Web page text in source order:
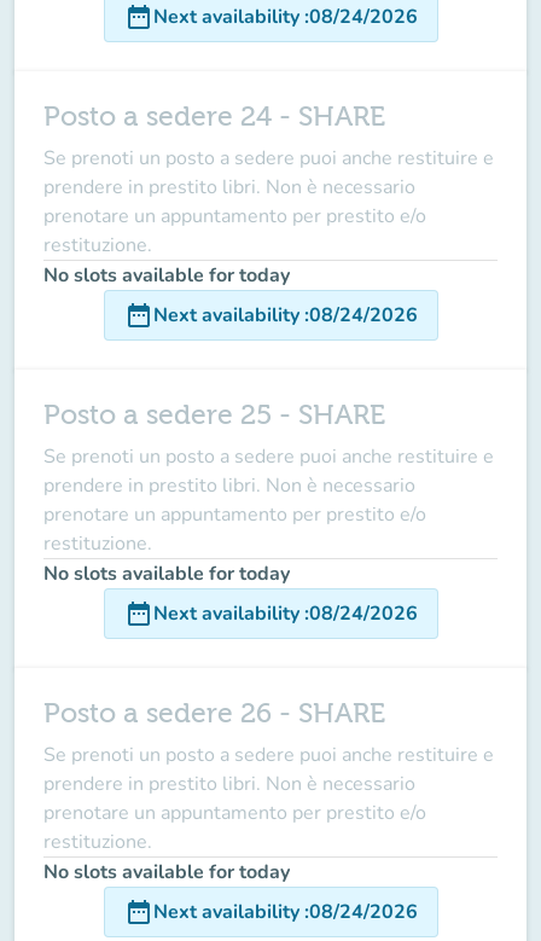
date_rangeNext availability:08/24/2026
Posto a sedere 24 - SHARE
Se prenoti un posto a sedere puoi anche restituire e
prendere in prestito libri. Non è necessario
prenotare un appuntamento per prestito e/o
restituzione.
No slots available for today
date_rangeNext availability:08/24/2026
Posto a sedere 25 - SHARE
Se prenoti un posto a sedere puoi anche restituire e
prendere in prestito libri. Non è necessario
prenotare un appuntamento per prestito e/o
restituzione.
No slots available for today
date_rangeNext availability:08/24/2026
Posto a sedere 26 - SHARE
Se prenoti un posto a sedere puoi anche restituire e
prendere in prestito libri. Non è necessario
prenotare un appuntamento per prestito e/o
restituzione.
No slots available for today
date_rangeNext availability:08/24/2026